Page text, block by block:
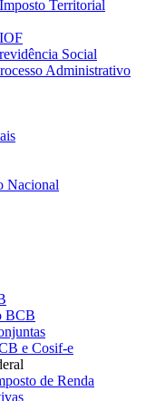
Territorial
Social
Administrativo
Nacional
BCB
e Cosif-e
de Renda